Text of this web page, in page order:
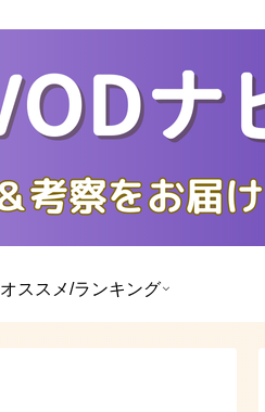
オススメ/ランキング